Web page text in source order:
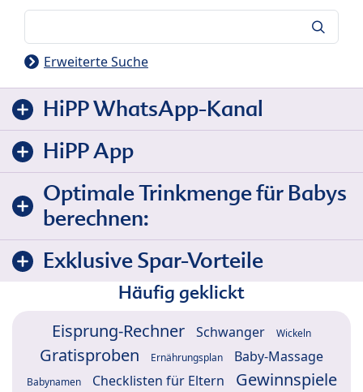
Erweiterte Suche
HiPP WhatsApp-Kanal
HiPP App
Optimale Trinkmenge für Babys
berechnen:
Exklusive Spar-Vorteile
Häufig geklickt
Eisprung-Rechner Schwanger Wickeln
Gratisproben Ernährungsplan Baby-Massage
Babynamen Checklisten für Eltern
Gewinnspiele